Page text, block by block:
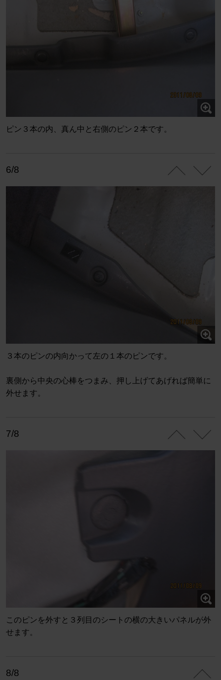
ピン３本の内、真ん中と右側のピン２本です。
6/8
３本のピンの内向かって左の１本のピンです。
裏側から中央の心棒をつまみ、押し上げてあげれば簡単に
外せます。
7/8
このピンを外すと３列目のシートの横の大きいパネルが外
せます。
8/8